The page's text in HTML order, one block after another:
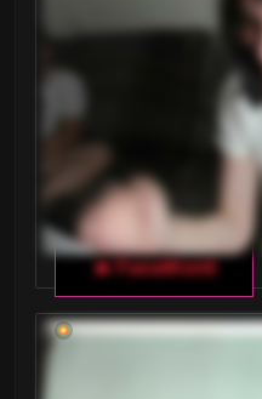
🔥 FanatKenli